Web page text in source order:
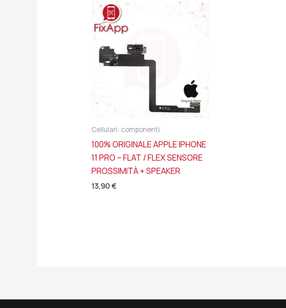
Cellulari: componenti
100% ORIGINALE APPLE IPHONE
11 PRO – FLAT / FLEX SENSORE
PROSSIMITÀ + SPEAKER
13,90€